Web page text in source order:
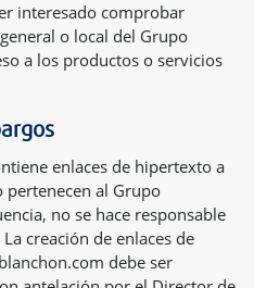
interesado comprobar
o local del Grupo
a los productos o servicios
enlaces de hipertexto a
pertenecen al Grupo
no se hace responsable
creación de enlaces de
debe ser